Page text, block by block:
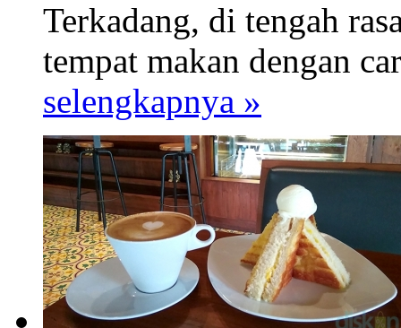
Terkadang, di tengah
tempat makan dengan
selengkapnya »